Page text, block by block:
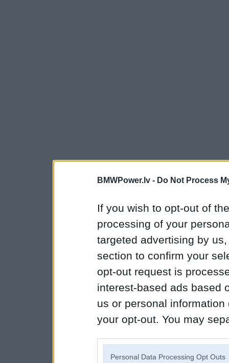
BMWPower.lv - Do Not Process
If you wish to opt-out of
processing of your
targeted advertising by
section to confirm your
opt-out request is
interest-based ads based
us or personal
your opt-out. You may
Personal Data Processing Opt Outs